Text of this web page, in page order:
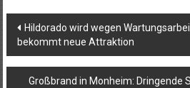
Beitragsnavigation
Hildorado wird wegen
bekommt neue Attraktion
Großbrand in Monheim: Dringende